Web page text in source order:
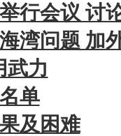
行会议 讨
湾问题 加
武力
单
及困难